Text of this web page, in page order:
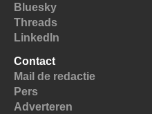
Bluesky
Threads
LinkedIn
Contact
Mail de redactie
Pers
Adverteren